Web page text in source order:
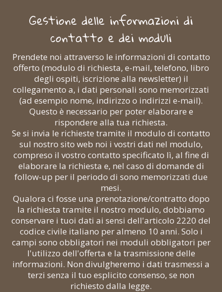
Gestione delle informazioni di
contatto e dei moduli
Prendete noi attraverso le informazioni di contatto
offerto (modulo di richiesta, e-mail, telefono, libro
degli ospiti, iscrizione alla newsletter) il
collegamento a, i dati personali sono memorizzati
(ad esempio nome, indirizzo o indirizzi e-mail).
Questo è necessario per poter elaborare e
rispondere alla tua richiesta.
Se si invia le richieste tramite il modulo di contatto
sul nostro sito web noi i vostri dati nel modulo,
compreso il vostro contatto specificato lì, al fine di
elaborare la richiesta e, nel caso di domande di
follow-up per il periodo di sono memorizzati due
mesi.
Qualora ci fosse una prenotazione/contratto dopo
la richiesta tramite il nostro modulo, dobbiamo
conservare i tuoi dati ai sensi dell'articolo 2220 del
codice civile italiano per almeno 10 anni. Solo i
campi sono obbligatori nei moduli obbligatori per
l'utilizzo dell'offerta e la trasmissione delle
informazioni. Non divulgheremo i dati trasmessi a
terzi senza il tuo esplicito consenso, se non
richiesto dalla legge.